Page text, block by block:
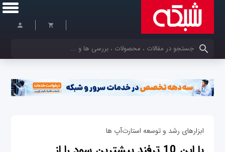
کلمات کلیدی خود را وارد کنید
ابزارهای رشد و توسعه استارت‌آپ ها